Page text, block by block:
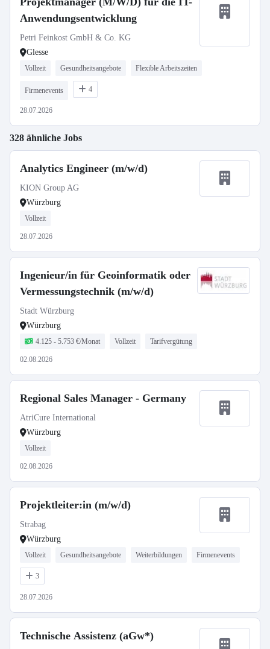
Anwendungsentwicklung
Petri Feinkost GmbH & Co. KG
Glesse
Vollzeit Gesundheitsangebote Flexible Arbeitszeiten
Firmenevents 4
28.07.2026
328 ähnliche Jobs
Analytics Engineer (m/w/d)
KION Group AG
Würzburg
Vollzeit
28.07.2026
Ingenieur/in für Geoinformatik oder
Vermessungstechnik (m/w/d)
Stadt Würzburg
Würzburg
4.125 - 5.753 €/Monat Vollzeit Tarifvergütung
02.08.2026
Regional Sales Manager - Germany
AtriCure International
Würzburg
Vollzeit
02.08.2026
Projektleiter:in (m/w/d)
Strabag
Würzburg
Vollzeit Gesundheitsangebote Weiterbildungen Firmenevents
3
28.07.2026
Technische Assistenz (aGw*)